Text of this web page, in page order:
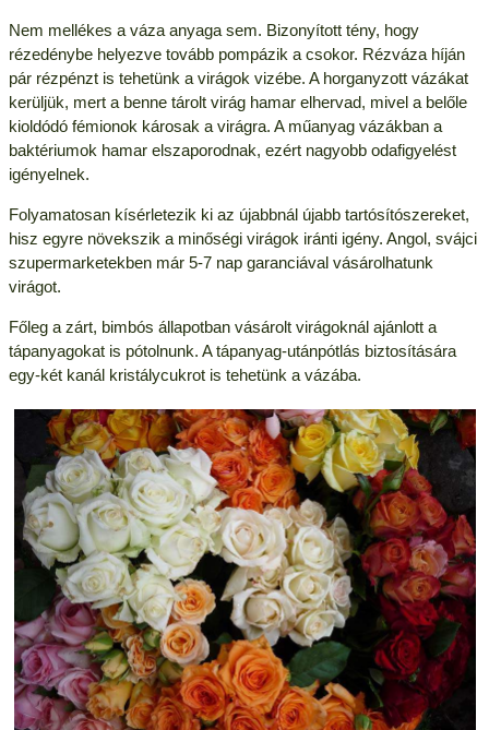
Nem mellékes a váza anyaga sem. Bizonyított tény, hogy
rézedénybe helyezve tovább pompázik a csokor. Rézváza híján
pár rézpénzt is tehetünk a virágok vizébe. A horganyzott vázákat
kerüljük, mert a benne tárolt virág hamar elhervad, mivel a belőle
kioldódó fémionok károsak a virágra. A műanyag vázákban a
baktériumok hamar elszaporodnak, ezért nagyobb odafigyelést
igényelnek.
Folyamatosan kísérletezik ki az újabbnál újabb tartósítószereket,
hisz egyre növekszik a minőségi virágok iránti igény. Angol, svájci
szupermarketekben már 5-7 nap garanciával vásárolhatunk
virágot.
Főleg a zárt, bimbós állapotban vásárolt virágoknál ajánlott a
tápanyagokat is pótolnunk. A tápanyag-utánpótlás biztosítására
egy-két kanál kristálycukrot is tehetünk a vázába.